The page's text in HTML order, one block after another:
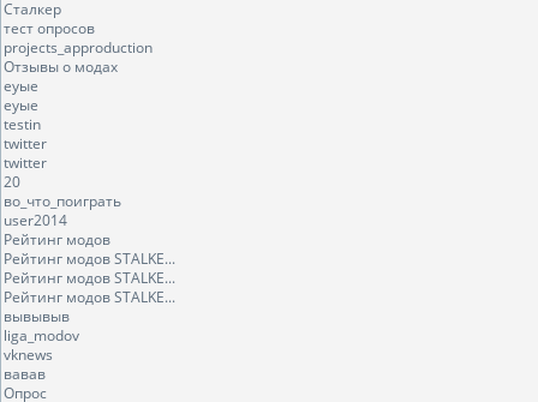
Сталкер
тест опросов
projects_approduction
Отзывы о модах
еуые
еуые
testin
twitter
twitter
20
во_что_поиграть
user2014
Рейтинг модов
Рейтинг модов STALKE...
Рейтинг модов STALKE...
Рейтинг модов STALKE...
вывывыв
liga_modov
vknews
вавав
Опрос